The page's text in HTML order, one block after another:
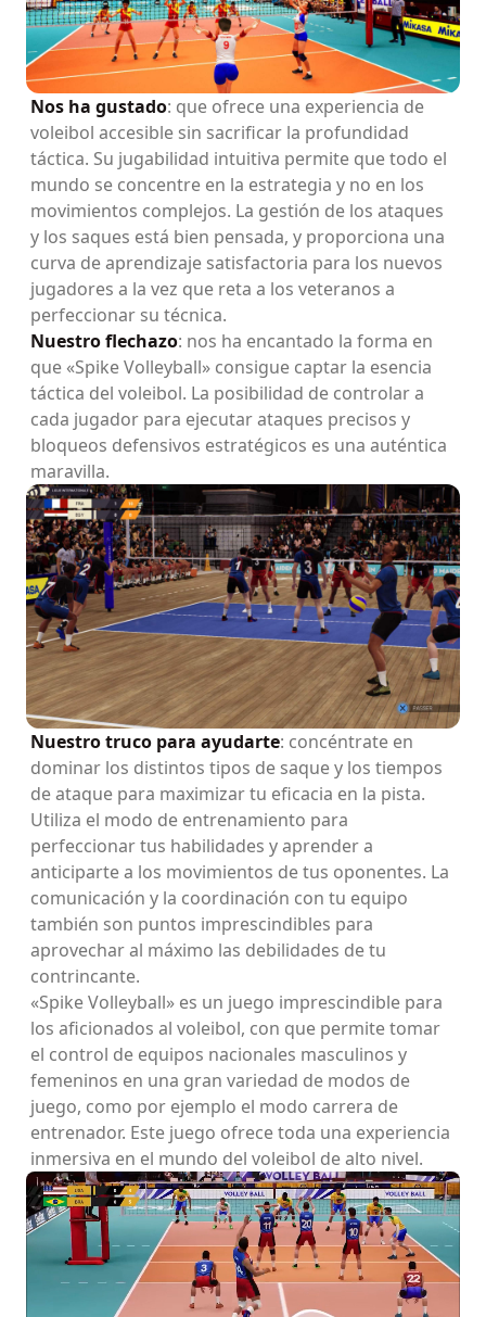
Nos ha gustado: que ofrece una experiencia de
voleibol accesible sin sacrificar la profundidad
táctica. Su jugabilidad intuitiva permite que todo el
mundo se concentre en la estrategia y no en los
movimientos complejos. La gestión de los ataques
y los saques está bien pensada, y proporciona una
curva de aprendizaje satisfactoria para los nuevos
jugadores a la vez que reta a los veteranos a
perfeccionar su técnica.
Nuestro flechazo: nos ha encantado la forma en
que «Spike Volleyball» consigue captar la esencia
táctica del voleibol. La posibilidad de controlar a
cada jugador para ejecutar ataques precisos y
bloqueos defensivos estratégicos es una auténtica
maravilla.
Nuestro truco para ayudarte: concéntrate en
dominar los distintos tipos de saque y los tiempos
de ataque para maximizar tu eficacia en la pista.
Utiliza el modo de entrenamiento para
perfeccionar tus habilidades y aprender a
anticiparte a los movimientos de tus oponentes. La
comunicación y la coordinación con tu equipo
también son puntos imprescindibles para
aprovechar al máximo las debilidades de tu
contrincante.
«Spike Volleyball» es un juego imprescindible para
los aficionados al voleibol, con que permite tomar
el control de equipos nacionales masculinos y
femeninos en una gran variedad de modos de
juego, como por ejemplo el modo carrera de
entrenador. Este juego ofrece toda una experiencia
inmersiva en el mundo del voleibol de alto nivel.